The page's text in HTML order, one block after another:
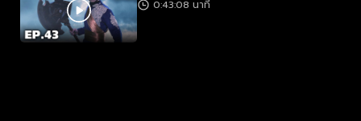
0:43:08 นาที